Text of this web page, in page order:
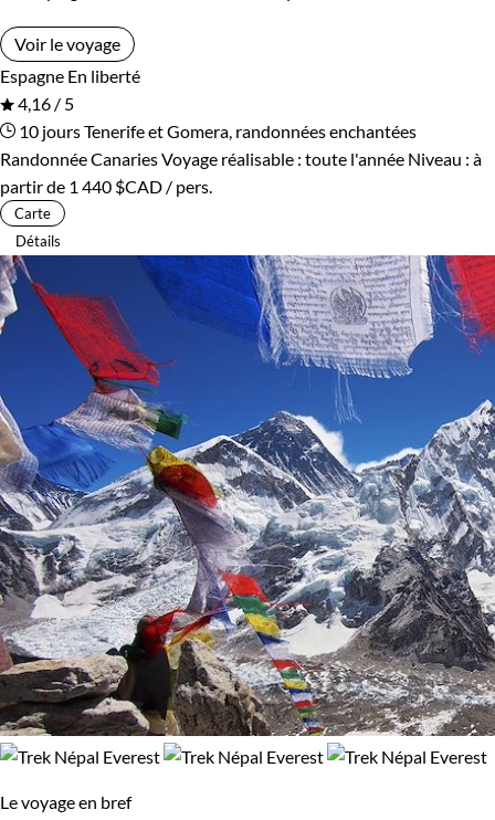
Voir le voyage
Espagne En liberté
4,16 / 5
10 joursTenerife et Gomera, randonnées enchantées
Randonnée CanariesVoyage réalisable : toute l'année Niveau : à
partir de 1 440 $CAD / pers.
Carte
Détails
Le voyage en bref